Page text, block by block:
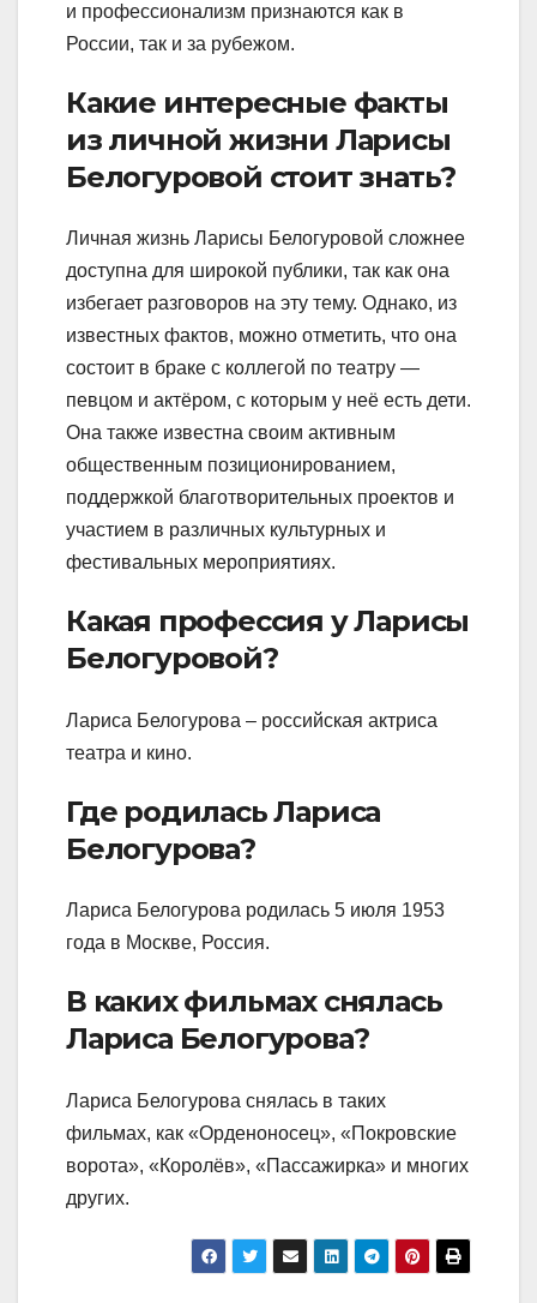
и профессионализм признаются как в
России, так и за рубежом.
Какие интересные факты
из личной жизни Ларисы
Белогуровой стоит знать?
Личная жизнь Ларисы Белогуровой сложнее
доступна для широкой публики, так как она
избегает разговоров на эту тему. Однако, из
известных фактов, можно отметить, что она
состоит в браке с коллегой по театру —
певцом и актёром, с которым у неё есть дети.
Она также известна своим активным
общественным позиционированием,
поддержкой благотворительных проектов и
участием в различных культурных и
фестивальных мероприятиях.
Какая профессия у Ларисы
Белогуровой?
Лариса Белогурова – российская актриса
театра и кино.
Где родилась Лариса
Белогурова?
Лариса Белогурова родилась 5 июля 1953
года в Москве, Россия.
В каких фильмах снялась
Лариса Белогурова?
Лариса Белогурова снялась в таких
фильмах, как «Орденоносец», «Покровские
ворота», «Королёв», «Пассажирка» и многих
других.